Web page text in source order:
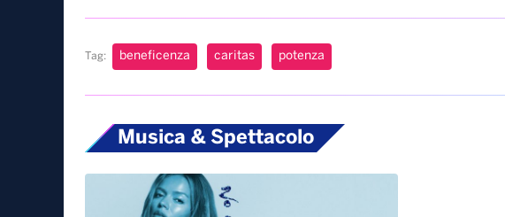
Tag: beneficenza caritas potenza
Musica & Spettacolo